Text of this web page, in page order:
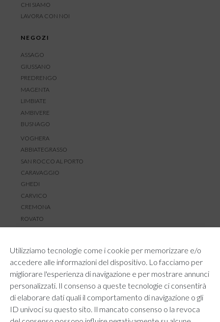
Utilizziamo tecnologie come i cookie per memorizzare e/o
accedere alle informazioni del dispositivo. Lo facciamo per
migliorare l'esperienza di navigazione e per mostrare annunci
personalizzati. Il consenso a queste tecnologie ci consentirà
di elaborare dati quali il comportamento di navigazione o gli
ID univoci su questo sito. Il mancato consenso o la revoca
CHI SIAMO
LAVORA CON NOI
NEGOZI
ASSAGO
GIUSSANO
PREDRENGO
MAGENTA
LIMBIATE
AMBIVERE
BUSNAGO
VOGHERA
ABBIATEGRASSO
SAN ROCCO AL PORTO
CARAVAGGIO
GHEDI
CARVICO
CREMONA
ROVATO
RESI E RIMBORSI
REGOLAMENTO LOYALTY
CONTATTACI